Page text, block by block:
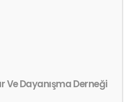
Ve Dayanışma Derneği